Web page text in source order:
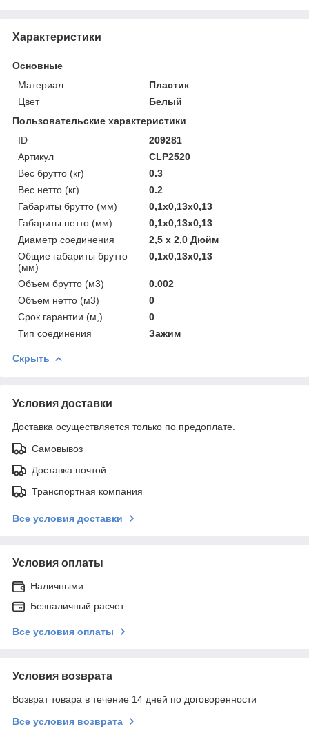
Характеристики
Основные
Материал
Пластик
Цвет
Белый
Пользовательские характеристики
ID
209281
Артикул
CLP2520
Вес брутто (кг)
0.3
Вес нетто (кг)
0.2
Габариты брутто (мм)
0,1x0,13x0,13
Габариты нетто (мм)
0,1x0,13x0,13
Диаметр соединения
2,5 х 2,0 Дюйм
Общие габариты брутто
(мм)
0,1x0,13x0,13
Объем брутто (м3)
0.002
Объем нетто (м3)
0
Срок гарантии (м,)
0
Тип соединения
Зажим
Скрыть
Условия доставки
Доставка осуществляется только по предоплате.
Самовывоз
Доставка почтой
Транспортная компания
Все условия доставки
Условия оплаты
Наличными
Безналичный расчет
Все условия оплаты
Условия возврата
Возврат товара в течение 14 дней по договоренности
Все условия возврата